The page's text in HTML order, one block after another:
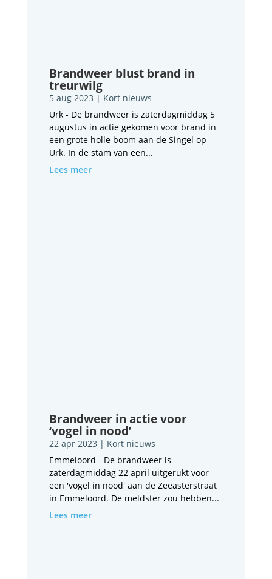
Brandweer blust brand in
treurwilg
5 aug 2023 | Kort nieuws
Urk - De brandweer is zaterdagmiddag 5
augustus in actie gekomen voor brand in
een grote holle boom aan de Singel op
Urk. In de stam van een...
Lees meer
Brandweer in actie voor
‘vogel in nood’
22 apr 2023 | Kort nieuws
Emmeloord - De brandweer is
zaterdagmiddag 22 april uitgerukt voor
een 'vogel in nood' aan de Zeeasterstraat
in Emmeloord. De meldster zou hebben...
Lees meer